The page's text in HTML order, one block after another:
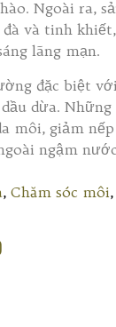
Ngoài ra,
và tinh
lãng mạn.
đặc biệt
dừa.
môi, giảm
ngậm
, Chăm sóc môi,